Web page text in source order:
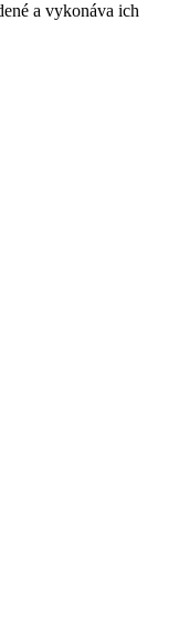
a vykonáva ich